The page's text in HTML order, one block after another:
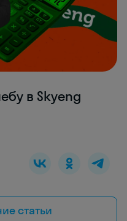
в Skyeng
статьи